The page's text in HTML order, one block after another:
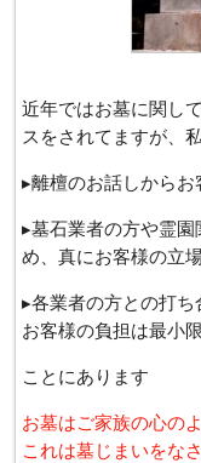
近年ではお墓に関し
スをされてますが、
▸離檀のお話しから
▸墓石業者の方や霊
め、真にお客様の立
▸各業者の方との打
お客様の負担は最小
ことにあります
お墓はご家族の心の
これは墓じまいをな